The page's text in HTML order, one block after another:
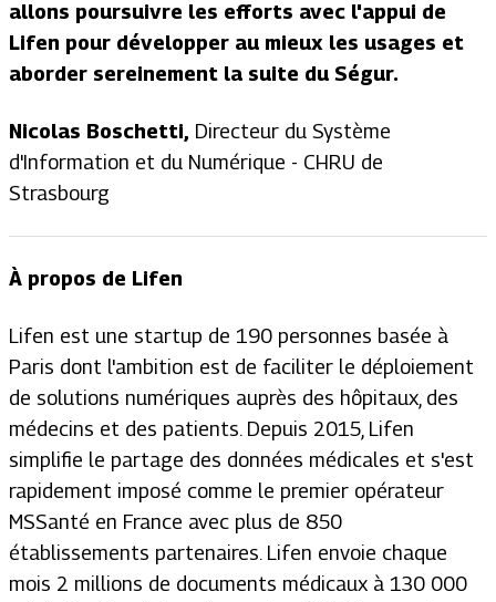
allons poursuivre les efforts avec l'appui de
Lifen pour développer au mieux les usages et
aborder sereinement la suite du Ségur.
Nicolas Boschetti, Directeur du Système
d'Information et du Numérique - CHRU de
Strasbourg
À propos de Lifen
Lifen est une startup de 190 personnes basée à
Paris dont l'ambition est de faciliter le déploiement
de solutions numériques auprès des hôpitaux, des
médecins et des patients. Depuis 2015, Lifen
simplifie le partage des données médicales et s'est
rapidement imposé comme le premier opérateur
MSSanté en France avec plus de 850
établissements partenaires. Lifen envoie chaque
mois 2 millions de documents médicaux à 130 000